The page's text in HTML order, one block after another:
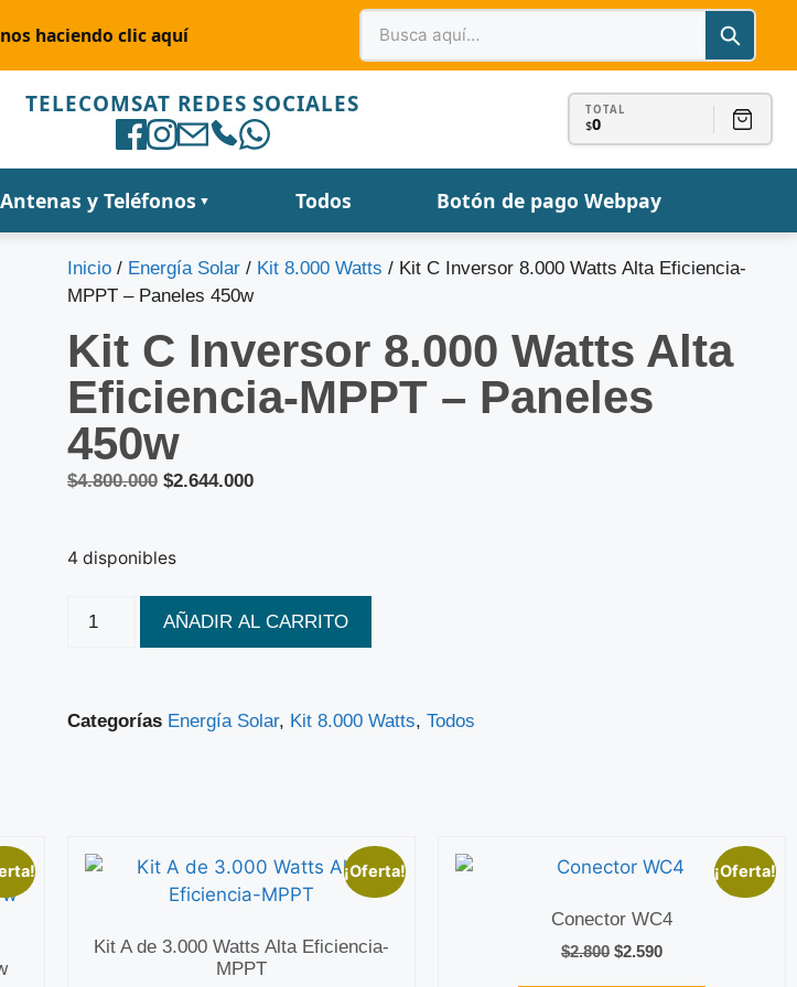
haciendo clic aquí
TELECOMSAT REDES SOCIALES TOTAL
$0
Antenas y Teléfonos ▼ Todos Botón de pago Webpay
Inicio / Energía Solar / Kit 8.000 Watts / Kit C Inversor 8.000 Watts Alta Eficiencia-
MPPT – Paneles 450w
Kit C Inversor 8.000 Watts Alta
Eficiencia-MPPT – Paneles
450w
$4.800.000 $2.644.000
4 disponibles
AÑADIR AL CARRITO
Categorías Energía Solar, Kit 8.000 Watts, Todos
¡Oferta!
Kit A de 3.000 Watts Alta Eficiencia-
MPPT
¡Oferta!
Conector WC4
$2.800 $2.590